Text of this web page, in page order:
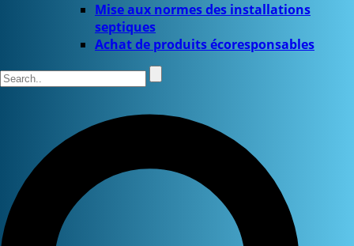
Mise aux normes des installations
septiques
Achat de produits écoresponsables